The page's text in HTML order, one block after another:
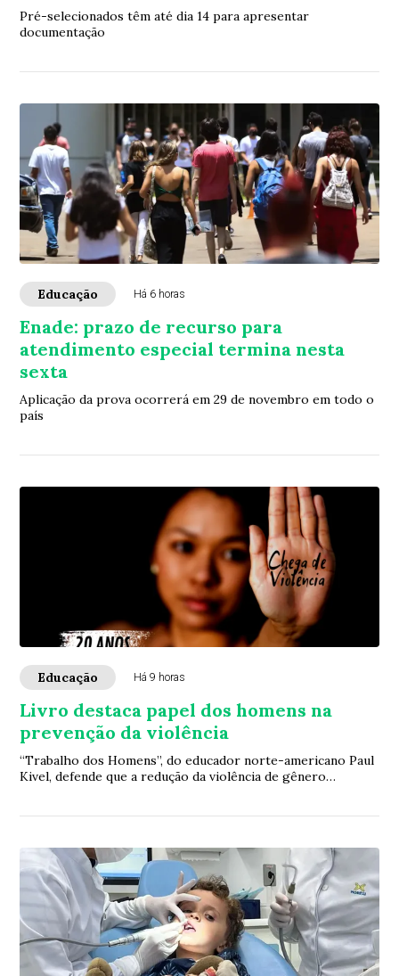
Pré-selecionados têm até dia 14 para apresentar
documentação
Educação Há 6 horas
Enade: prazo de recurso para
atendimento especial termina nesta
sexta
Aplicação da prova ocorrerá em 29 de novembro em todo o
país
Educação Há 9 horas
Livro destaca papel dos homens na
prevenção da violência
“Trabalho dos Homens”, do educador norte-americano Paul
Kivel, defende que a redução da violência de gênero